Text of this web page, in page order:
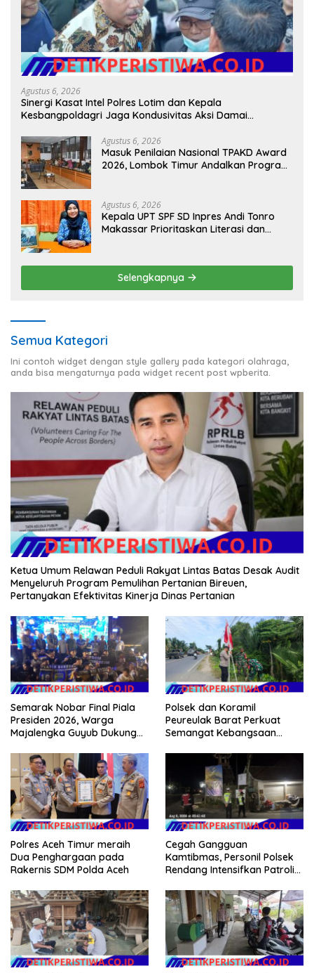
Agustus 6, 2026
Sinergi Kasat Intel Polres Lotim dan Kepala
Kesbangpoldagri Jaga Kondusivitas Aksi Damai
Agustus 6, 2026
Masuk Penilaian Nasional TPAKD Award
2026, Lombok Timur Andalkan Program
Agustus 6, 2026
Kepala UPT SPF SD Inpres Andi Tonro
Makassar Prioritaskan Literasi dan
Selengkapnya
Semua Kategori
Ini contoh widget dengan style gallery pada kategori olahraga,
anda bisa mengaturnya pada widget recent post wpberita.
Ketua Umum Relawan Peduli Rakyat Lintas Batas Desak Audit
Menyeluruh Program Pemulihan Pertanian Bireuen,
Pertanyakan Efektivitas Kinerja Dinas Pertanian
Semarak Nobar Final Piala
Presiden 2026, Warga
Majalengka Guyub Dukung
Kahayang
Polsek dan Koramil
Peureulak Barat Perkuat
Semangat Kebangsaan
Merah Putih
Polres Aceh Timur meraih
Dua Penghargaan pada
Rakernis SDM Polda Aceh
Cegah Gangguan
Kamtibmas, Personil Polsek
Rendang Intensifkan Patroli